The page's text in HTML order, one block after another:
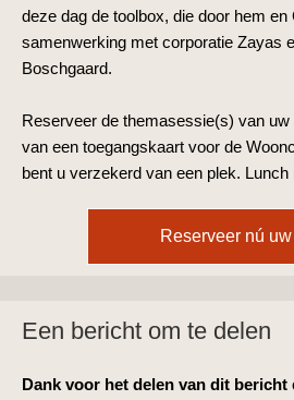
deze dag de toolbox, die door hem
samenwerking met corporatie Zayas
Boschgaard.
Reserveer de themasessie(s) van
van een toegangskaart voor de
bent u verzekerd van een plek. Lunch
Reserveer nú
Een bericht om te delen
Dank voor het delen van dit bericht